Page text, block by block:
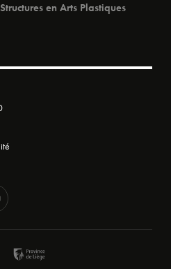
en Arts Plastiques